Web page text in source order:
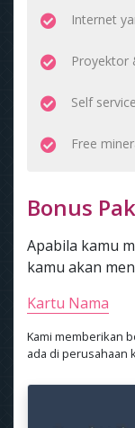
Internet
Proyektor
Self
Free
Bonus
Apabila kamu
kamu akan
Kartu Nama
Kami memberikan
ada di perusahaan